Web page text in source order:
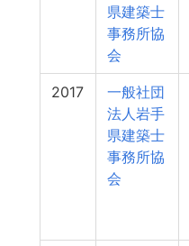
県建築士
事務所協
会
2017
一般社団
法人岩手
県建築士
事務所協
会